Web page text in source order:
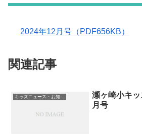
2024年12月号（PDF656KB）
関連記事
キッズニュース・お知らせ
瀬ヶ崎小キ
月号